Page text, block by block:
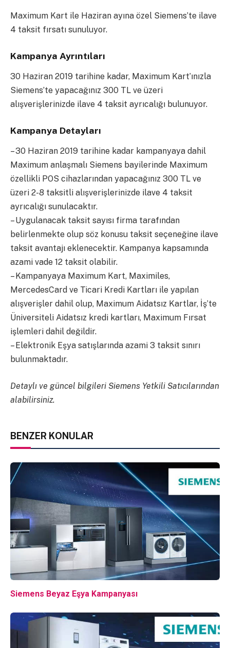
Maximum Kart ile Haziran ayına özel Siemens’te ilave
4 taksit fırsatı sunuluyor.
Kampanya Ayrıntıları
30 Haziran 2019 tarihine kadar, Maximum Kart’ınızla
Siemens’te yapacağınız 300 TL ve üzeri
alışverişlerinizde ilave 4 taksit ayrıcalığı bulunuyor.
Kampanya Detayları
– 30 Haziran 2019 tarihine kadar kampanyaya dahil
Maximum anlaşmalı Siemens bayilerinde Maximum
özellikli POS cihazlarından yapacağınız 300 TL ve
üzeri 2-8 taksitli alışverişlerinizde ilave 4 taksit
ayrıcalığı sunulacaktır.
– Uygulanacak taksit sayısı firma tarafından
belirlenmekte olup söz konusu taksit seçeneğine ilave
taksit avantajı eklenecektir. Kampanya kapsamında
azami vade 12 taksit olabilir.
– Kampanyaya Maximum Kart, Maximiles,
MercedesCard ve Ticari Kredi Kartları ile yapılan
alışverişler dahil olup, Maximum Aidatsız Kartlar, İş’te
Üniversiteli Aidatsız kredi kartları, Maximum Fırsat
işlemleri dahil değildir.
– Elektronik Eşya satışlarında azami 3 taksit sınırı
bulunmaktadır.
Detaylı ve güncel bilgileri Siemens Yetkili Satıcılarından
alabilirsiniz.
BENZER KONULAR
Siemens Beyaz Eşya Kampanyası